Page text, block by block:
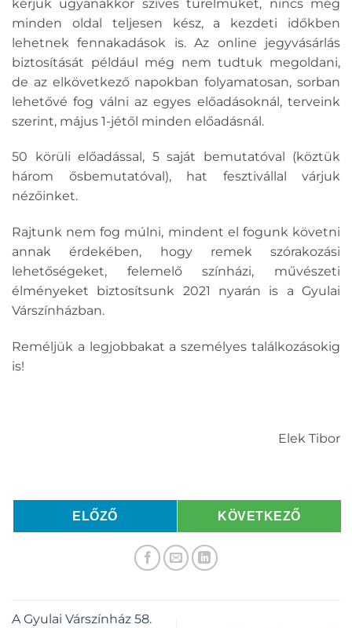
kérjük ugyanakkor szíves türelmüket, nincs még
minden oldal teljesen kész, a kezdeti időkben
lehetnek fennakadások is. Az online jegyvásárlás
biztosítását például még nem tudtuk megoldani,
de az elkövetkező napokban folyamatosan, sorban
lehetővé fog válni az egyes előadásoknál, terveink
szerint, május 1-jétől minden előadásnál.
50 körüli előadással, 5 saját bemutatóval (köztük
három ősbemutatóval), hat fesztivállal várjuk
nézőinket.
Rajtunk nem fog múlni, mindent el fogunk követni
annak érdekében, hogy remek szórakozási
lehetőségeket, felemelő színházi, művészeti
élményeket biztosítsunk 2021 nyarán is a Gyulai
Várszínházban.
Reméljük a legjobbakat a személyes találkozásokig
is!
Elek Tibor
ELŐZŐ KÖVETKEZŐ
A Gyulai Várszínház 58.